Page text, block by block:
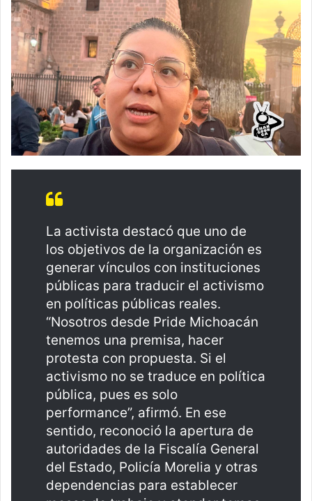
La activista destacó que uno de
los objetivos de la organización es
generar vínculos con instituciones
públicas para traducir el activismo
en políticas públicas reales.
“Nosotros desde Pride Michoacán
tenemos una premisa, hacer
protesta con propuesta. Si el
activismo no se traduce en política
pública, pues es solo
performance”, afirmó. En ese
sentido, reconoció la apertura de
autoridades de la Fiscalía General
del Estado, Policía Morelia y otras
dependencias para establecer